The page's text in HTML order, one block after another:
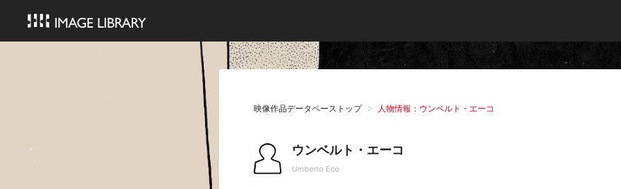
映像作品データベーストップ 人物情報：ウンベルト・エーコ
ウンベルト・エーコ
Umberto Eco